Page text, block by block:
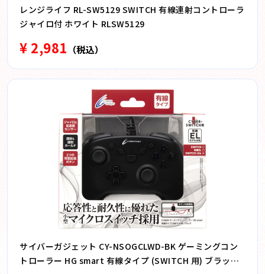
レンジライフ RL-SW5129 SWITCH 有線連射コントローラ
ジャイロ付 ホワイト RLSW5129
¥ 2,981 （税込）
サイバーガジェット CY-NSOGCLWD-BK ゲーミングコン
トローラー HG smart 有線タイプ (SWITCH 用) ブラック